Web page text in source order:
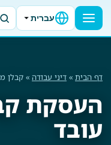
עברית
דף הבית » דיני עבודה » קבלן
העסקת
עובד